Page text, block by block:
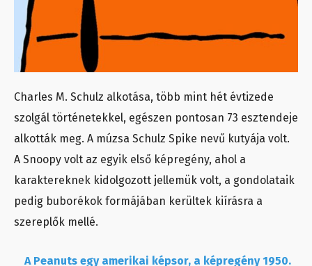
Charles M. Schulz alkotása, több mint hét évtizede
szolgál történetekkel, egészen pontosan 73 esztendeje
alkották meg. A múzsa Schulz Spike nevű kutyája volt.
A Snoopy volt az egyik első képregény, ahol a
karaktereknek kidolgozott jellemük volt, a gondolataik
pedig buborékok formájában kerültek kiírásra a
szereplők mellé.
A Peanuts egy amerikai képsor, a képregény 1950.